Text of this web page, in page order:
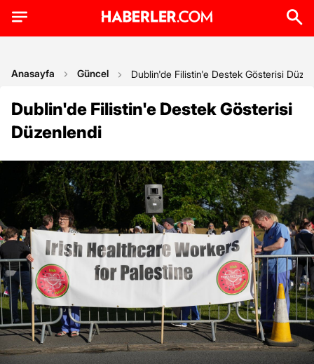
Anasayfa Güncel Dublin'de Filistin'e Destek Gösterisi
Dublin'de Filistin'e Destek Gösterisi
Düzenlendi